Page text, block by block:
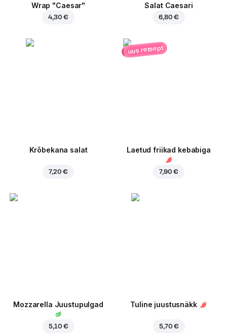
Wrap "Caesar"
4,30 €
Salat Caesari
6,80 €
Krõbekana salat
7,20 €
uus retsept
Laetud friikad kebabiga
7,90 €
Mozzarella Juustupulgad
5,10 €
Tuline juustusnäkk
5,70 €